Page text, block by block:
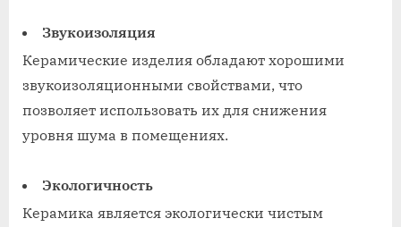
Звукоизоляция
Керамические изделия обладают хорошими
звукоизоляционными свойствами, что
позволяет использовать их для снижения
уровня шума в помещениях.
Экологичность
Керамика является экологически чистым